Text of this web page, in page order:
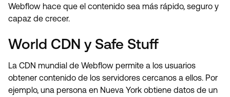
Webflow hace que el contenido sea más rápido, seguro y
capaz de crecer.
World CDN y Safe Stuff
La CDN mundial de Webflow permite a los usuarios
obtener contenido de los servidores cercanos a ellos. Por
ejemplo, una persona en Nueva York obtiene datos de un